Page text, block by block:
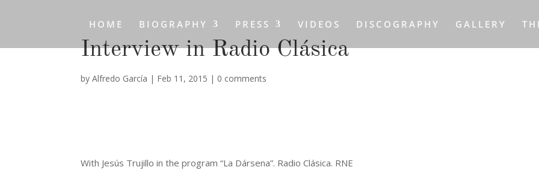
HOME BIOGRAPHY PRESS VIDEOS DISCOGRAPHY GALLERY
Interview in Radio Clásica
byAlfredo García | Feb 11, 2015 | 0 comments
With Jesús Trujillo in the program “La Dársena”. Radio Clásica. RNE